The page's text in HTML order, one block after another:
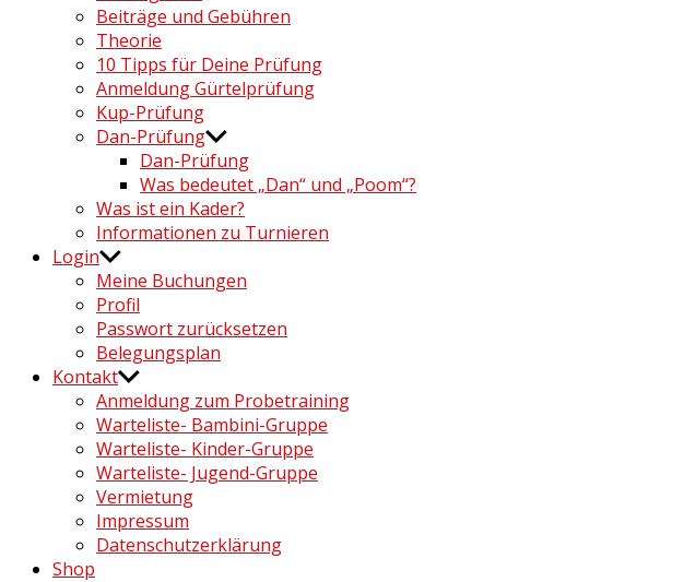
Beiträge und Gebühren
Theorie
10 Tipps für Deine Prüfung
Anmeldung Gürtelprüfung
Kup-Prüfung
Dan-Prüfung
Dan-Prüfung
Was bedeutet „Dan“ und „Poom“?
Was ist ein Kader?
Informationen zu Turnieren
Login
Meine Buchungen
Profil
Passwort zurücksetzen
Belegungsplan
Kontakt
Anmeldung zum Probetraining
Warteliste- Bambini-Gruppe
Warteliste- Kinder-Gruppe
Warteliste- Jugend-Gruppe
Vermietung
Impressum
Datenschutzerklärung
Shop